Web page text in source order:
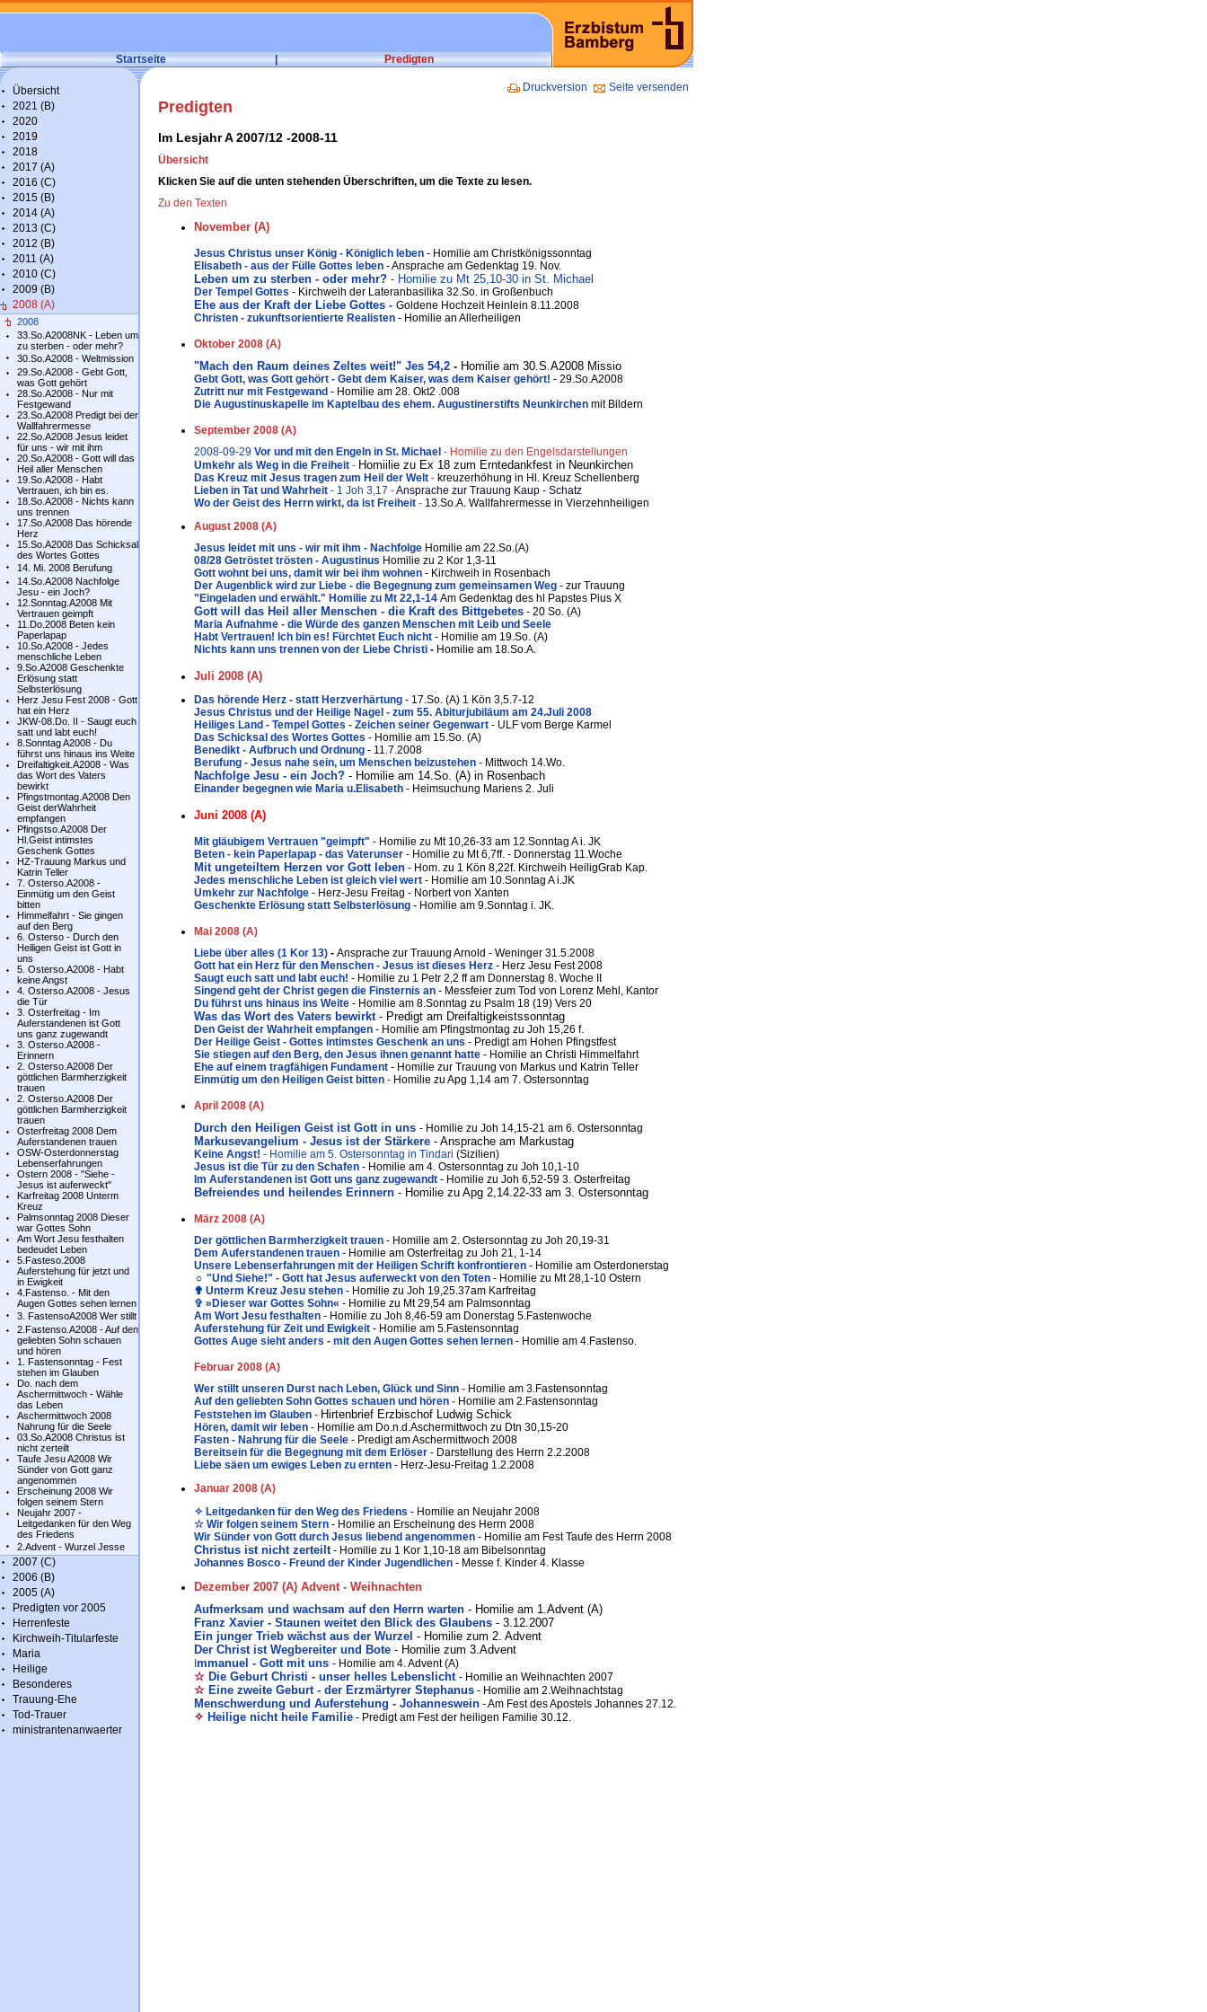
Startseite | Predigten
Übersicht
2021 (B)
2020
2019
2018
2017 (A)
2016 (C)
2015 (B)
2014 (A)
2013 (C)
2012 (B)
2011 (A)
2010 (C)
2009 (B)
2008 (A)
2008
33.So.A2008NK - Leben um
zu sterben - oder mehr?
30.So.A2008 - Weltmission
29.So.A2008 - Gebt Gott,
was Gott gehört
28.So.A2008 - Nur mit
Festgewand
23.So.A2008 Predigt bei der
Wallfahrermesse
22.So.A2008 Jesus leidet
für uns - wir mit ihm
20.So.A2008 - Gott will das
Heil aller Menschen
19.So.A2008 - Habt
Vertrauen, ich bin es.
18.So.A2008 - Nichts kann
uns trennen
17.So.A2008 Das hörende
Herz
15.So.A2008 Das Schicksal
des Wortes Gottes
14. Mi. 2008 Berufung
14.So.A2008 Nachfolge
Jesu - ein Joch?
12.Sonntag.A2008 Mit
Vertrauen geimpft
11.Do.2008 Beten kein
Paperlapap
10.So.A2008 - Jedes
menschliche Leben
9.So.A2008 Geschenkte
Erlösung statt
Selbsterlösung
Herz Jesu Fest 2008 - Gott
hat ein Herz
JKW-08.Do. II - Saugt euch
satt und labt euch!
8.Sonntag A2008 - Du
führst uns hinaus ins Weite
Dreifaltigkeit.A2008 - Was
das Wort des Vaters
bewirkt
Pfingstmontag.A2008 Den
Geist derWahrheit
empfangen
Pfingstso.A2008 Der
Hl.Geist intimstes
Geschenk Gottes
HZ-Trauung Markus und
Katrin Teller
7. Osterso.A2008 -
Einmütig um den Geist
bitten
Himmelfahrt - Sie gingen
auf den Berg
6. Osterso - Durch den
Heiligen Geist ist Gott in
uns
5. Osterso.A2008 - Habt
keine Angst
4. Osterso.A2008 - Jesus
die Tür
3. Osterfreitag - Im
Auferstandenen ist Gott
uns ganz zugewandt
3. Osterso.A2008 -
Erinnern
2. Osterso.A2008 Der
göttlichen Barmherzigkeit
trauen
2. Osterso.A2008 Der
göttlichen Barmherzigkeit
trauen
Osterfreitag 2008 Dem
Auferstandenen trauen
OSW-Osterdonnerstag
Lebenserfahrungen
Ostern 2008 - "Siehe -
Jesus ist auferweckt"
Karfreitag 2008 Unterm
Kreuz
Palmsonntag 2008 Dieser
war Gottes Sohn
Am Wort Jesu festhalten
bedeudet Leben
5.Fasteso.2008
Auferstehung für jetzt und
in Ewigkeit
4.Fastenso. - Mit den
Augen Gottes sehen lernen
3. FastensoA2008 Wer stillt
2.Fastenso.A2008 - Auf den
geliebten Sohn schauen
und hören
1. Fastensonntag - Fest
stehen im Glauben
Do. nach dem
Aschermittwoch - Wähle
das Leben
Aschermittwoch 2008
Nahrung für die Seele
03.So.A2008 Christus ist
nicht zerteilt
Taufe Jesu A2008 Wir
Sünder von Gott ganz
angenommen
Erscheinung 2008 Wir
folgen seinem Stern
Neujahr 2007 -
Leitgedanken für den Weg
des Friedens
2.Advent - Wurzel Jesse
2007 (C)
2006 (B)
2005 (A)
Predigten vor 2005
Herrenfeste
Kirchweih-Titularfeste
Maria
Heilige
Besonderes
Trauung-Ehe
Tod-Trauer
ministrantenanwaerter
Druckversion Seite versenden
Predigten
Im Lesjahr A 2007/12 -2008-11
Übersicht
Klicken Sie auf die unten stehenden Überschriften, um die Texte zu lesen.
Zu den Texten
November (A)
Jesus Christus unser König - Königlich leben - Homilie am Christkönigssonntag
Elisabeth - aus der Fülle Gottes leben - Ansprache am Gedenktag 19. Nov.
Leben um zu sterben - oder mehr? - Homilie zu Mt 25,10-30 in St. Michael
Der Tempel Gottes - Kirchweih der Lateranbasilika 32.So. in Großenbuch
Ehe aus der Kraft der Liebe Gottes - Goldene Hochzeit Heinlein 8.11.2008
Christen - zukunftsorientierte Realisten - Homilie an Allerheiligen
Oktober 2008 (A)
"Mach den Raum deines Zeltes weit!" Jes 54,2 - Homilie am 30.S.A2008 Missio
Gebt Gott, was Gott gehört - Gebt dem Kaiser, was dem Kaiser gehört! - 29.So.A2008
Zutritt nur mit Festgewand - Homilie am 28. Okt2 .008
Die Augustinuskapelle im Kaptelbau des ehem. Augustinerstifts Neunkirchen mit Bildern
September 2008 (A)
2008-09-29 Vor und mit den Engeln in St. Michael - Homilie zu den Engelsdarstellungen
Umkehr als Weg in die Freiheit - Homiilie zu Ex 18 zum Erntedankfest in Neunkirchen
Das Kreuz mit Jesus tragen zum Heil der Welt - kreuzerhöhung in Hl. Kreuz Schellenberg
Lieben in Tat und Wahrheit - 1 Joh 3,17 -Ansprache zur Trauung Kaup - Schatz
Wo der Geist des Herrn wirkt, da ist Freiheit - 13.So.A. Wallfahrermesse in Vierzehnheiligen
August 2008 (A)
Jesus leidet mit uns - wir mit ihm - Nachfolge Homilie am 22.So.(A)
08/28 Getröstet trösten - Augustinus Homilie zu 2 Kor 1,3-11
Gott wohnt bei uns, damit wir bei ihm wohnen - Kirchweih in Rosenbach
Der Augenblick wird zur Liebe - die Begegnung zum gemeinsamen Weg - zur Trauung
"Eingeladen und erwählt." Homilie zu Mt 22,1-14 Am Gedenktag des hl Papstes Pius X
Gott will das Heil aller Menschen - die Kraft des Bittgebetes - 20 So. (A)
Maria Aufnahme - die Würde des ganzen Menschen mit Leib und Seele
Habt Vertrauen! Ich bin es! Fürchtet Euch nicht - Homilie am 19.So. (A)
Nichts kann uns trennen von der Liebe Christi - Homilie am 18.So.A.
Juli 2008 (A)
Das hörende Herz - statt Herzverhärtung - 17.So. (A) 1 Kön 3,5.7-12
Jesus Christus und der Heilige Nagel - zum 55. Abiturjubiläum am 24.Juli 2008
Heiliges Land - Tempel Gottes - Zeichen seiner Gegenwart - ULF vom Berge Karmel
Das Schicksal des Wortes Gottes - Homilie am 15.So. (A)
Benedikt - Aufbruch und Ordnung - 11.7.2008
Berufung - Jesus nahe sein, um Menschen beizustehen - Mittwoch 14.Wo.
Nachfolge Jesu - ein Joch? - Homilie am 14.So. (A) in Rosenbach
Einander begegnen wie Maria u.Elisabeth - Heimsuchung Mariens 2. Juli
Juni 2008 (A)
Mit gläubigem Vertrauen "geimpft" - Homilie zu Mt 10,26-33 am 12.Sonntag A i. JK
Beten - kein Paperlapap - das Vaterunser - Homilie zu Mt 6,7ff. - Donnerstag 11.Woche
Mit ungeteiltem Herzen vor Gott leben - Hom. zu 1 Kön 8,22f. Kirchweih HeiligGrab Kap.
Jedes menschliche Leben ist gleich viel wert - Homilie am 10.Sonntag A i.JK
Umkehr zur Nachfolge - Herz-Jesu Freitag - Norbert von Xanten
Geschenkte Erlösung statt Selbsterlösung - Homilie am 9.Sonntag i. JK.
Mai 2008 (A)
Liebe über alles (1 Kor 13) - Ansprache zur Trauung Arnold - Weninger 31.5.2008
Gott hat ein Herz für den Menschen - Jesus ist dieses Herz - Herz Jesu Fest 2008
Saugt euch satt und labt euch! - Homilie zu 1 Petr 2,2 ff am Donnerstag 8. Woche II
Singend geht der Christ gegen die Finsternis an - Messfeier zum Tod von Lorenz Mehl, Kantor
Du führst uns hinaus ins Weite - Homilie am 8.Sonntag zu Psalm 18 (19) Vers 20
Was das Wort des Vaters bewirkt - Predigt am Dreifaltigkeistssonntag
Den Geist der Wahrheit empfangen - Homilie am Pfingstmontag zu Joh 15,26 f.
Der Heilige Geist - Gottes intimstes Geschenk an uns - Predigt am Hohen Pfingstfest
Sie stiegen auf den Berg, den Jesus ihnen genannt hatte - Homilie an Christi Himmelfahrt
Ehe auf einem tragfähigen Fundament - Homilie zur Trauung von Markus und Katrin Teller
Einmütig um den Heiligen Geist bitten - Homilie zu Apg 1,14 am 7. Ostersonntag
April 2008 (A)
Durch den Heiligen Geist ist Gott in uns - Homilie zu Joh 14,15-21 am 6. Ostersonntag
Markusevangelium - Jesus ist der Stärkere - Ansprache am Markustag
Keine Angst! - Homilie am 5. Ostersonntag in Tindari (Sizilien)
Jesus ist die Tür zu den Schafen - Homilie am 4. Ostersonntag zu Joh 10,1-10
Im Auferstandenen ist Gott uns ganz zugewandt - Homilie zu Joh 6,52-59 3. Osterfreitag
Befreiendes und heilendes Erinnern - Homilie zu Apg 2,14.22-33 am 3. Ostersonntag
März 2008 (A)
Der göttlichen Barmherzigkeit trauen - Homilie am 2. Ostersonntag zu Joh 20,19-31
Dem Auferstandenen trauen - Homilie am Osterfreitag zu Joh 21, 1-14
Unsere Lebenserfahrungen mit der Heiligen Schrift konfrontieren - Homilie am Osterdonerstag
☼ "Und Siehe!" - Gott hat Jesus auferweckt von den Toten - Homilie zu Mt 28,1-10 Ostern
✟ Unterm Kreuz Jesu stehen - Homilie zu Joh 19,25.37am Karfreitag
✞ »Dieser war Gottes Sohn« - Homilie zu Mt 29,54 am Palmsonntag
Am Wort Jesu festhalten - Homilie zu Joh 8,46-59 am Donerstag 5.Fastenwoche
Auferstehung für Zeit und Ewigkeit - Homilie am 5.Fastensonntag
Gottes Auge sieht anders - mit den Augen Gottes sehen lernen - Homilie am 4.Fastenso.
Februar 2008 (A)
Wer stillt unseren Durst nach Leben, Glück und Sinn - Homilie am 3.Fastensonntag
Auf den geliebten Sohn Gottes schauen und hören - Homilie am 2.Fastensonntag
Feststehen im Glauben - Hirtenbrief Erzbischof Ludwig Schick
Hören, damit wir leben - Homilie am Do.n.d.Aschermittwoch zu Dtn 30,15-20
Fasten - Nahrung für die Seele - Predigt am Aschermittwoch 2008
Bereitsein für die Begegnung mit dem Erlöser - Darstellung des Herrn 2.2.2008
Liebe säen um ewiges Leben zu ernten - Herz-Jesu-Freitag 1.2.2008
Januar 2008 (A)
✧ Leitgedanken für den Weg des Friedens - Homilie an Neujahr 2008
☆ Wir folgen seinem Stern - Homilie an Erscheinung des Herrn 2008
Wir Sünder von Gott durch Jesus liebend angenommen - Homilie am Fest Taufe des Herrn 2008
Christus ist nicht zerteilt- Homilie zu 1 Kor 1,10-18 am Bibelsonntag
Johannes Bosco - Freund der Kinder Jugendlichen - Messe f. Kinder 4. Klasse
Dezember 2007 (A) Advent - Weihnachten
Aufmerksam und wachsam auf den Herrn warten - Homilie am 1.Advent (A)
Franz Xavier - Staunen weitet den Blick des Glaubens - 3.12.2007
Ein junger Trieb wächst aus der Wurzel - Homilie zum 2. Advent
Der Christ ist Wegbereiter und Bote - Homilie zum 3.Advent
mmanuel - Gott mit uns - Homilie am 4. Advent (A)
☆ Die Geburt Christi - unser helles Lebenslicht - Homilie an Weihnachten 2007
☆ Eine zweite Geburt - der Erzmärtyrer Stephanus - Homilie am 2.Weihnachtstag
Menschwerdung und Auferstehung - Johanneswein - Am Fest des Apostels Johannes 27.12.
✧ Heilige nicht heile Familie - Predigt am Fest der heiligen Familie 30.12.